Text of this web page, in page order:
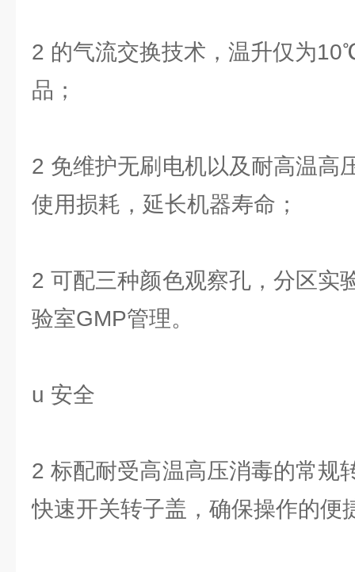
2 的气流交换技术，温升仅为
品；
2 免维护无刷电机以及耐高温高
使用损耗，延长机器寿命；
2 可配三种颜色观察孔，分区实
验室GMP管理。
u 安全
2 标配耐受高温高压消毒的常规
快速开关转子盖，确保操作的便